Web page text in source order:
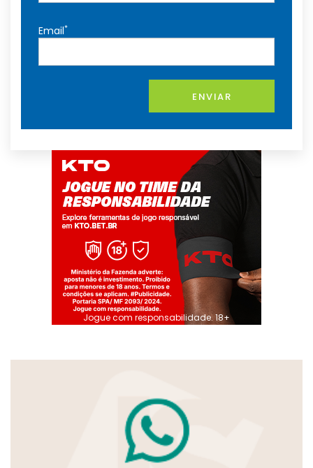
Email*
ENVIAR
Jogue com responsabilidade. 18+